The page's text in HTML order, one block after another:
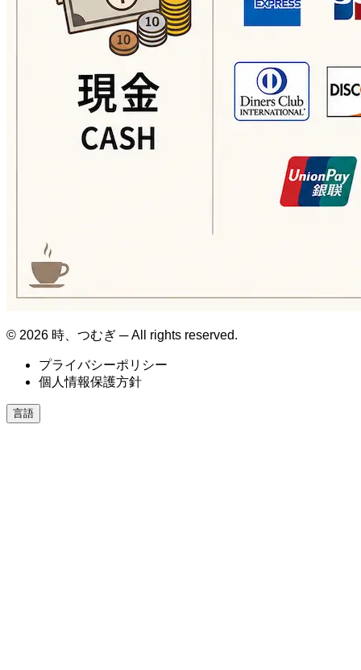
© 2026 時、つむぎ ─ All rights reserved.
プライバシーポリシー
個人情報保護方針
言語